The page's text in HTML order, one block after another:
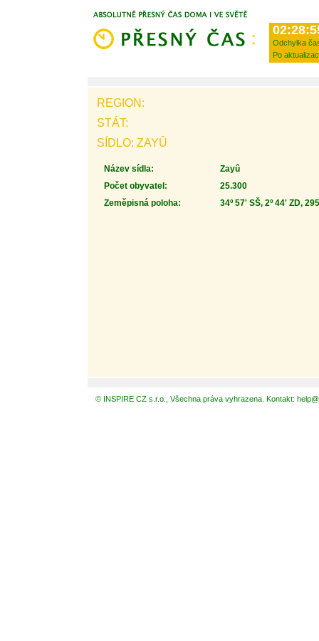
Odchylka
Po
REGION:
STÁT:
SÍDLO: ZAYÛ
Název sídla:
Zayû
Počet obyvatel:
25.300
Zeměpisná poloha:
34º 57' SŠ, 2º 44' ZD,
© INSPIRE CZ s.r.o., Všechna práva vyhrazena. Kontakt: